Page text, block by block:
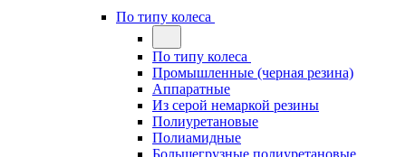
По типу колеса
По типу колеса
Промышленные (черная резина)
Аппаратные
Из серой немаркой резины
Полиуретановые
Полиамидные
Большегрузные полиуретановые